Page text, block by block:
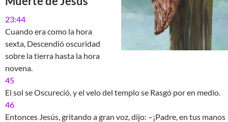
23:44
Cuando era como la hora
sexta, Descendió oscuridad
sobre la tierra hasta la hora
novena.
45
El sol se Oscureció, y el velo del templo se Rasgó por en medio.
46
Entonces Jesús, gritando a gran voz, dijo: –¡Padre, en tus manos